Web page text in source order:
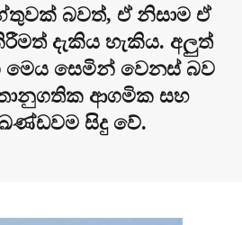
බවත්, ඒ නිසාම ඒ
දැකිය හැකිය. අලුත්
මෙය සෙමින් වෙනස් බව
ආගමික සහ
සිදු වේ.